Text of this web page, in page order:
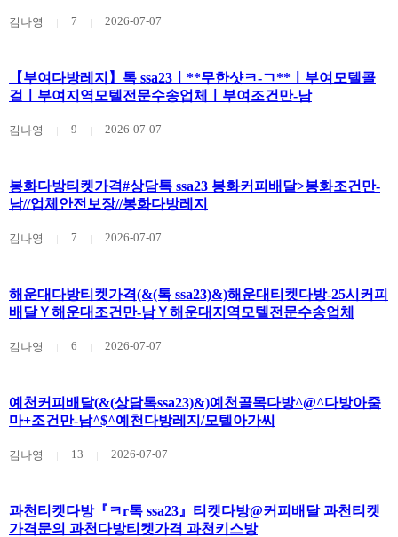
김나영 7 2026-07-07
【부여다방레지】톡 ssa23ㅣ**무한샷ㅋ-ㄱ**ㅣ부여모텔콜
걸ㅣ부여지역모텔전문수송업체ㅣ부여조건만-남
김나영 9 2026-07-07
봉화다방티켓가격#상담톡 ssa23 봉화커피배달>봉화조건만-
남//업체안전보장//봉화다방레지
김나영 7 2026-07-07
해운대다방티켓가격(&(톡 ssa23)&)해운대티켓다방-25시커피
배달Ｙ해운대조건만-남Ｙ해운대지역모텔전문수송업체
김나영 6 2026-07-07
예천커피배달(&(상담톡ssa23)&)예천골목다방^@^다방아줌
마+조건만-남^$^예천다방레지/모텔아가씨
김나영 13 2026-07-07
과천티켓다방『ㅋr톡 ssa23』티켓다방@커피배달 과천티켓
가격문의 과천다방티켓가격 과천키스방